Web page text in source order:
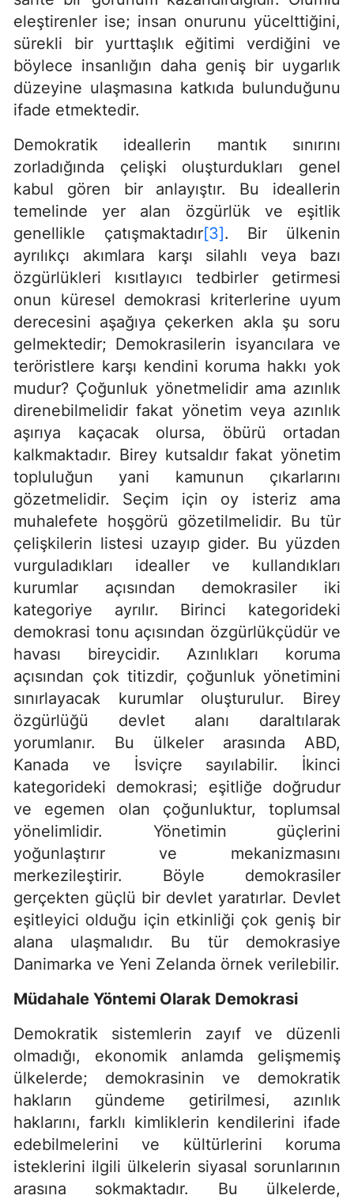
eleştirenler ise; insan onurunu yücelttiğini,
sürekli bir yurttaşlık eğitimi verdiğini ve
böylece insanlığın daha geniş bir uygarlık
düzeyine ulaşmasına katkıda bulunduğunu
ifade etmektedir.
Demokratik ideallerin mantık sınırını
zorladığında çelişki oluşturdukları genel
kabul gören bir anlayıştır. Bu ideallerin
temelinde yer alan özgürlük ve eşitlik
genellikle çatışmaktadır[3]. Bir ülkenin
ayrılıkçı akımlara karşı silahlı veya bazı
özgürlükleri kısıtlayıcı tedbirler getirmesi
onun küresel demokrasi kriterlerine uyum
derecesini aşağıya çekerken akla şu soru
gelmektedir; Demokrasilerin isyancılara ve
teröristlere karşı kendini koruma hakkı yok
mudur? Çoğunluk yönetmelidir ama azınlık
direnebilmelidir fakat yönetim veya azınlık
aşırıya kaçacak olursa, öbürü ortadan
kalkmaktadır. Birey kutsaldır fakat yönetim
topluluğun yani kamunun çıkarlarını
gözetmelidir. Seçim için oy isteriz ama
muhalefete hoşgörü gözetilmelidir. Bu tür
çelişkilerin listesi uzayıp gider. Bu yüzden
vurguladıkları idealler ve kullandıkları
kurumlar açısından demokrasiler iki
kategoriye ayrılır. Birinci kategorideki
demokrasi tonu açısından özgürlükçüdür ve
havası bireycidir. Azınlıkları koruma
açısından çok titizdir, çoğunluk yönetimini
sınırlayacak kurumlar oluşturulur. Birey
özgürlüğü devlet alanı daraltılarak
yorumlanır. Bu ülkeler arasında ABD,
Kanada ve İsviçre sayılabilir. İkinci
kategorideki demokrasi; eşitliğe doğrudur
ve egemen olan çoğunluktur, toplumsal
yönelimlidir. Yönetimin güçlerini
yoğunlaştırır ve mekanizmasını
merkezileştirir. Böyle demokrasiler
gerçekten güçlü bir devlet yaratırlar. Devlet
eşitleyici olduğu için etkinliği çok geniş bir
alana ulaşmalıdır. Bu tür demokrasiye
Danimarka ve Yeni Zelanda örnek verilebilir.
Müdahale Yöntemi Olarak Demokrasi
Demokratik sistemlerin zayıf ve düzenli
olmadığı, ekonomik anlamda gelişmemiş
ülkelerde; demokrasinin ve demokratik
hakların gündeme getirilmesi, azınlık
haklarını, farklı kimliklerin kendilerini ifade
edebilmelerini ve kültürlerini koruma
isteklerini ilgili ülkelerin siyasal sorunlarının
arasına sokmaktadır. Bu ülkelerde,